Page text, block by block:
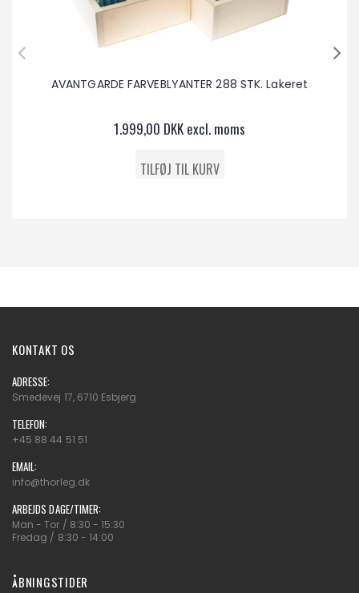
AVANTGARDE FARVEBLYANTER 288 STK. Lakeret
1.999,00 DKK excl. moms
KONTAKT OS
ADRESSE:
Smedevej 17, 6710 Esbjerg
TELEFON:
+45 88 44 51 51
EMAIL:
info@thorleg.dk
ARBEJDS DAGE/TIMER:
Man - Tor / 8:30 - 15:30
Fredag / 8:30 - 14:00
ÅBNINGSTIDER